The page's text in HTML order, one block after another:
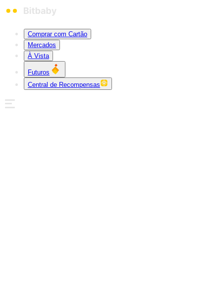
Comprar com Cartão
Mercados
À Vista
Futuros
Central de Recompensas